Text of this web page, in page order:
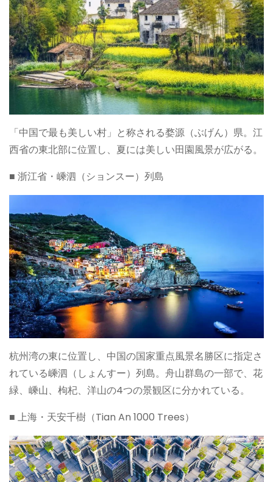
「中国で最も美しい村」と称される婺源（ぶげん）県。江
西省の東北部に位置し、夏には美しい田園風景が広がる。
■ 浙江省・嵊泗（ションスー）列島
杭州湾の東に位置し、中国の国家重点風景名勝区に指定さ
れている嵊泗（しょんすー）列島。舟山群島の一部で、花
緑、嵊山、枸杞、洋山の4つの景観区に分かれている。
■ 上海・天安千樹（Tian An 1000 Trees）